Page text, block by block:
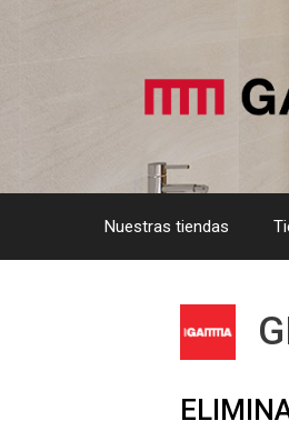
Nuestras tiendas